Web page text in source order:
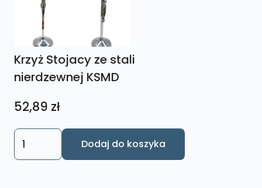
Krzyż Stojacy ze stali
nierdzewnej KSMD
52,89 zł
ilość
Krzyż
Dodaj do koszyka